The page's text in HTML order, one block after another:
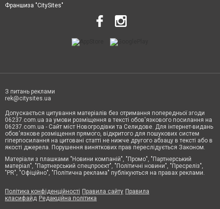
Франшиза "CitySites"
З питань реклами
rek@citysites.ua
Допускається цитування матеріалів без отримання попередньої згоди
06237.com.ua за умови розміщення в тексті обов'язкового посилання на
06237.com.ua - Сайт міст Новогродівки та Селидове. Для інтернет-видань
обов'язкове розміщення прямого, відкритого для пошукових систем
гіперпосилання на цитовані статті не нижче другого абзацу в тексті або в
якості джерела. Порушення виняткових прав переслідується Законом.
Матеріали з плашками "Новини компаній", "Промо", "Партнерський
матеріал", "Партнерський спецпроєкт", "Політичні новини", "Пресреліз",
"PR", "Офіційно", "Політична реклама" публікуються на правах реклами.
Політика конфіденційності Правила сайту Правила
класифайд Редакційна політика